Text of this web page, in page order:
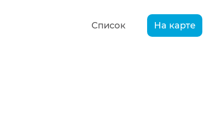
Список На карте